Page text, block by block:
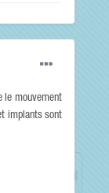
le mouvement
implants sont